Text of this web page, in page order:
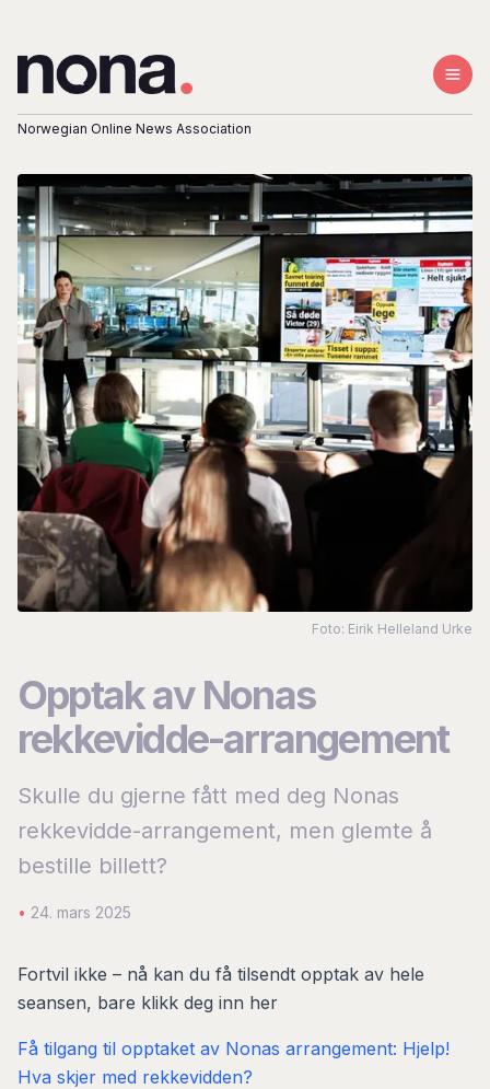
Om Nona
Medlemsbedrifter
Vedtekter
Styret
Bli medlem
Norwegian Online News Association
Foto: Eirik Helleland Urke
Opptak av Nonas
rekkevidde-arrangement
Skulle du gjerne fått med deg Nonas
rekkevidde-arrangement, men glemte å
bestille billett?
• 24. mars 2025
Fortvil ikke – nå kan du få tilsendt opptak av hele
seansen, bare klikk deg inn her
Få tilgang til opptaket av Nonas arrangement: Hjelp!
Hva skjer med rekkevidden?